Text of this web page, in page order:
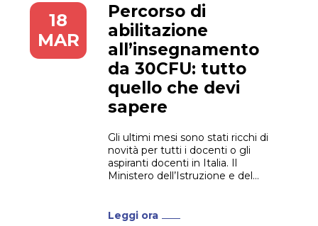
18
MAR
Percorso di
abilitazione
all’insegnamento
da 30CFU: tutto
quello che devi
sapere
Gli ultimi mesi sono stati ricchi di
novità per tutti i docenti o gli
aspiranti docenti in Italia. Il
Ministero dell’Istruzione e del
rappresentata dai corsi per
Leggi ora